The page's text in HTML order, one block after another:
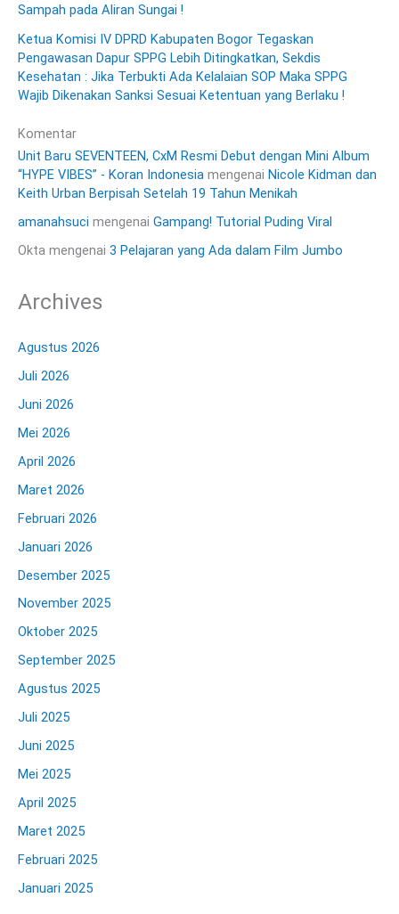
Sampah pada Aliran Sungai !
Ketua Komisi IV DPRD Kabupaten Bogor Tegaskan
Pengawasan Dapur SPPG Lebih Ditingkatkan, Sekdis
Kesehatan : Jika Terbukti Ada Kelalaian SOP Maka SPPG
Wajib Dikenakan Sanksi Sesuai Ketentuan yang Berlaku !
Komentar
Unit Baru SEVENTEEN, CxM Resmi Debut dengan Mini Album
“HYPE VIBES” - Koran Indonesia mengenai Nicole Kidman dan
Keith Urban Berpisah Setelah 19 Tahun Menikah
amanahsuci mengenai Gampang! Tutorial Puding Viral
Okta mengenai 3 Pelajaran yang Ada dalam Film Jumbo
Archives
Agustus 2026
Juli 2026
Juni 2026
Mei 2026
April 2026
Maret 2026
Februari 2026
Januari 2026
Desember 2025
November 2025
Oktober 2025
September 2025
Agustus 2025
Juli 2025
Juni 2025
Mei 2025
April 2025
Maret 2025
Februari 2025
Januari 2025